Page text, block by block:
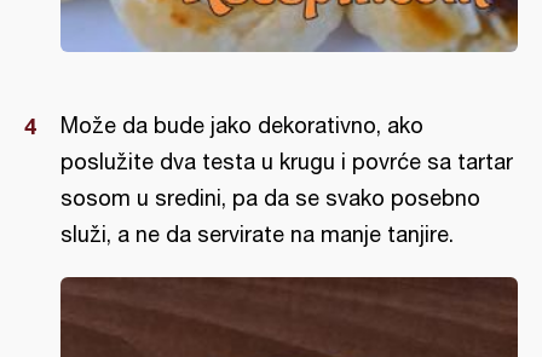
Može da bude jako dekorativno, ako
poslužite dva testa u krugu i povrće sa tartar
sosom u sredini, pa da se svako posebno
služi, a ne da servirate na manje tanjire.